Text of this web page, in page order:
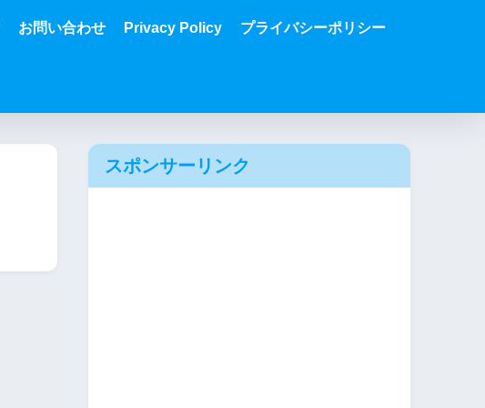
お問い合わせ Privacy Policy プライバシーポリシー
スポンサーリンク